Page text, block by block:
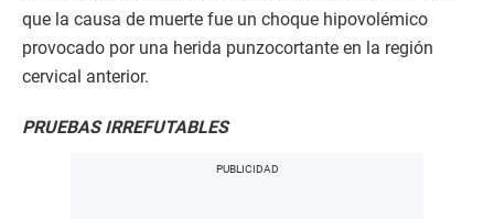
que la causa de muerte fue un choque hipovolémico
provocado por una herida punzocortante en la región
cervical anterior.
PRUEBAS IRREFUTABLES